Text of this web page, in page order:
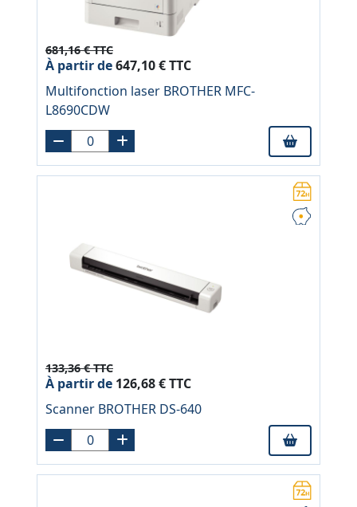
681,16 € TTC
À partir de647,10 € TTC
Multifonction laser BROTHER MFC-
L8690CDW
133,36 € TTC
À partir de 126,68 € TTC
Scanner BROTHER DS-640